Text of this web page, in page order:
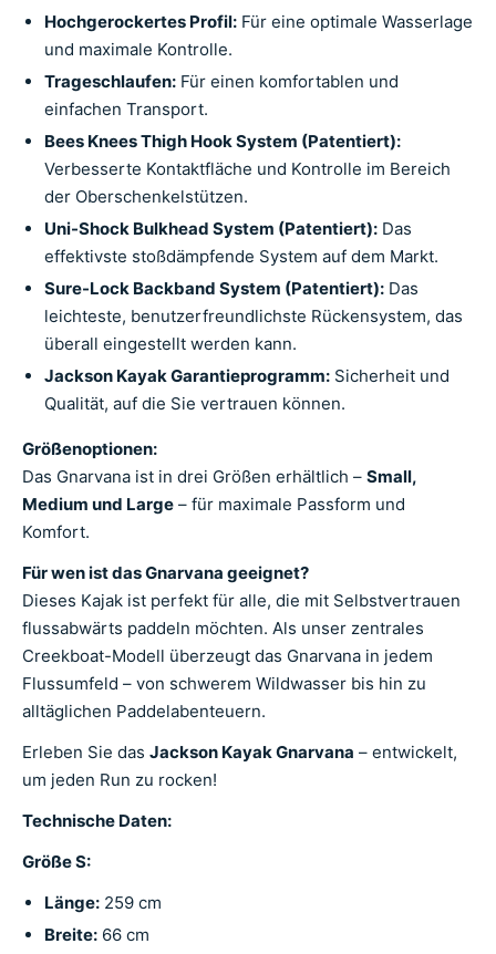
Hochgerockertes Profil: Für eine optimale Wasserlage
und maximale Kontrolle.
Trageschlaufen: Für einen komfortablen und
einfachen Transport.
Bees Knees Thigh Hook System (Patentiert):
Verbesserte Kontaktfläche und Kontrolle im Bereich
der Oberschenkelstützen.
Uni-Shock Bulkhead System (Patentiert): Das
effektivste stoßdämpfende System auf dem Markt.
Sure-Lock Backband System (Patentiert): Das
leichteste, benutzerfreundlichste Rückensystem, das
überall eingestellt werden kann.
Jackson Kayak Garantieprogramm: Sicherheit und
Qualität, auf die Sie vertrauen können.
Größenoptionen:
Das Gnarvana ist in drei Größen erhältlich – Small,
Medium und Large – für maximale Passform und
Komfort.
Für wen ist das Gnarvana geeignet?
Dieses Kajak ist perfekt für alle, die mit Selbstvertrauen
flussabwärts paddeln möchten. Als unser zentrales
Creekboat-Modell überzeugt das Gnarvana in jedem
Flussumfeld – von schwerem Wildwasser bis hin zu
alltäglichen Paddelabenteuern.
Erleben Sie das Jackson Kayak Gnarvana – entwickelt,
um jeden Run zu rocken!
Technische Daten:
Größe S:
Länge: 259 cm
Breite: 66 cm